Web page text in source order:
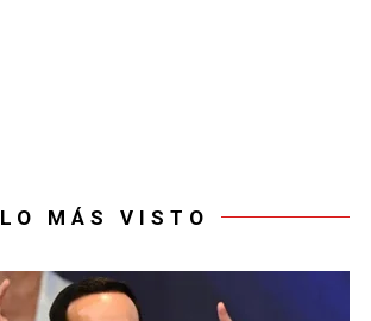
LO MÁS VISTO